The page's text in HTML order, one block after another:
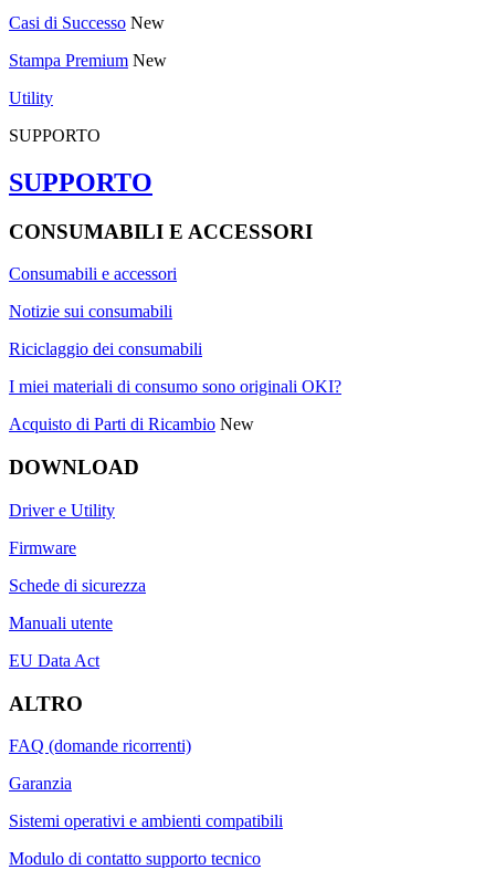
Casi di Successo New
Stampa Premium New
Utility
SUPPORTO
SUPPORTO
CONSUMABILI E ACCESSORI
Consumabili e accessori
Notizie sui consumabili
Riciclaggio dei consumabili
I miei materiali di consumo sono originali OKI?
Acquisto di Parti di Ricambio New
DOWNLOAD
Driver e Utility
Firmware
Schede di sicurezza
Manuali utente
EU Data Act
ALTRO
FAQ (domande ricorrenti)
Garanzia
Sistemi operativi e ambienti compatibili
Modulo di contatto supporto tecnico